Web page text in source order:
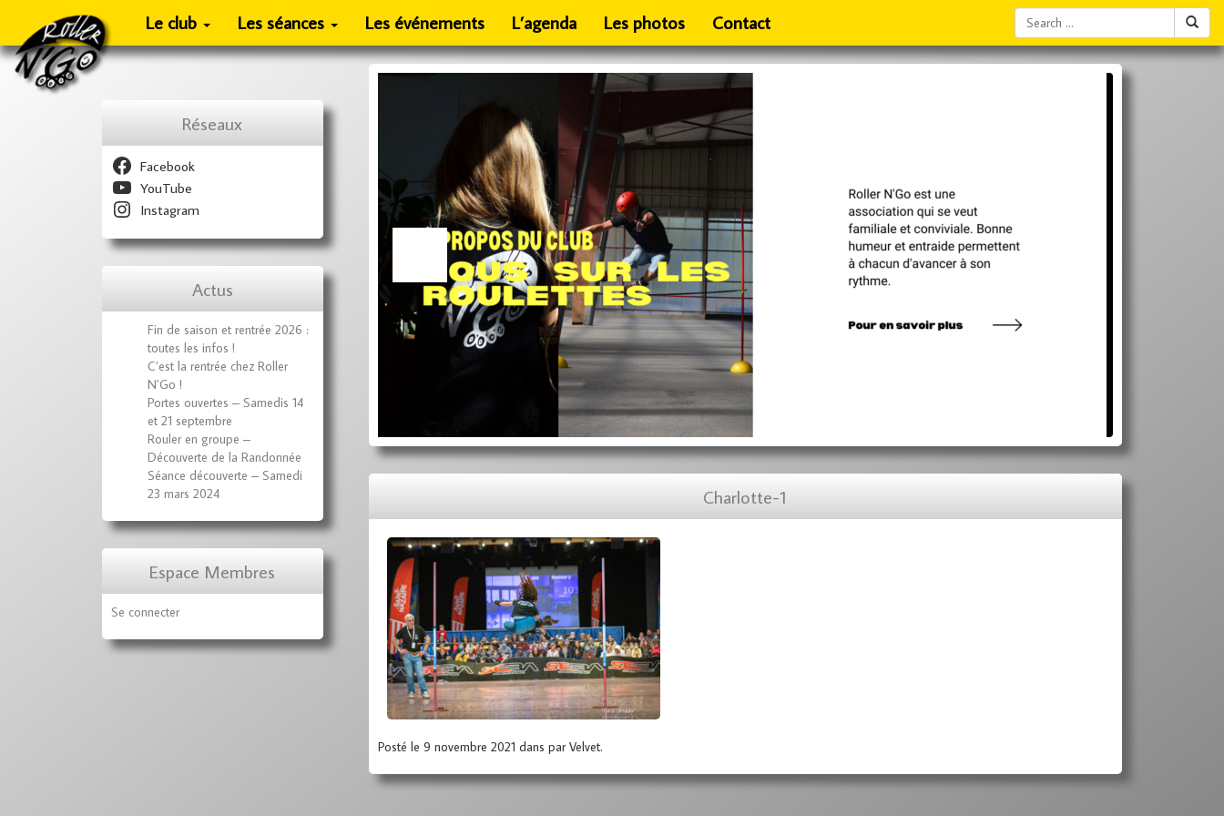
Le club Les séances Les événements L’agenda Les photos Contact
Réseaux
Facebook
YouTube
Instagram
Actus
Fin de saison et rentrée 2026 :
toutes les infos !
C’est la rentrée chez Roller
N’Go !
Portes ouvertes – Samedis 14
et 21 septembre
Rouler en groupe –
Découverte de la Randonnée
Séance découverte – Samedi
23 mars 2024
Espace Membres
Se connecter
Charlotte-1
Posté le 9 novembre 2021 dans par Velvet.